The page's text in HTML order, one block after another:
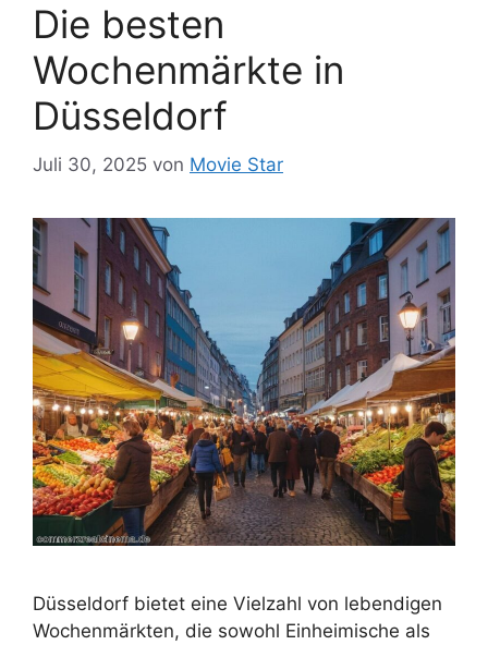
Die besten
Wochenmärkte in
Düsseldorf
Juli 30, 2025 von Movie Star
Düsseldorf bietet eine Vielzahl von lebendigen
Wochenmärkten, die sowohl Einheimische als